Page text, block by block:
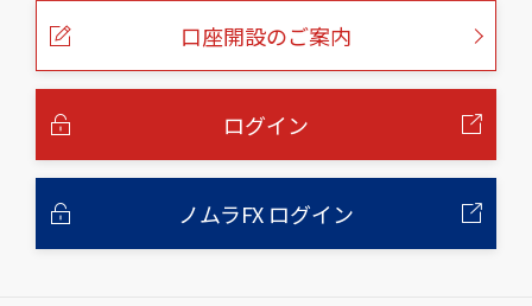
口座開設のご案内
ログイン
ノムラFX ログイン